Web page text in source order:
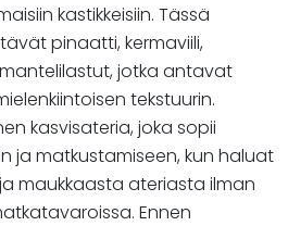
kastikkeisiin. Tässä
pinaatti, kermaviili,
jotka antavat
tekstuurin.
kasvisateria, joka sopii
ja matkustamiseen, kun haluat
maukkaasta ateriasta ilman
Ennen